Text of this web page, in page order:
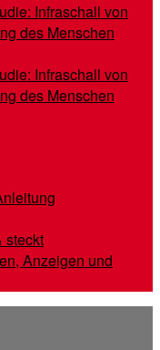
Infraschall von
des Menschen
Infraschall von
des Menschen
steckt
Anzeigen und